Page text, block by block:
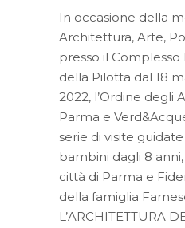
In occasione della
Architettura, Arte,
presso il
della Pilotta dal 18
2022, l’Ordine degli
Parma e
serie di visite
bambini dagli 8
città di Parma e
della famiglia
L’ARCHITETTURA